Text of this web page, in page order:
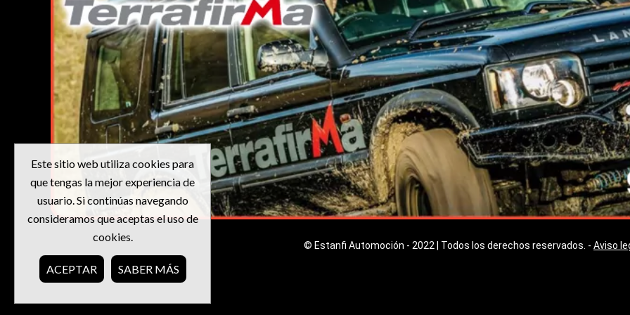
© Estanfi Automoción - 2022 | Todos los derechos reservados. - Aviso
Este sitio web utiliza cookies para
que tengas la mejor experiencia de
usuario. Si continúas navegando
consideramos que aceptas el uso de
cookies.
ACEPTAR SABER MÁS